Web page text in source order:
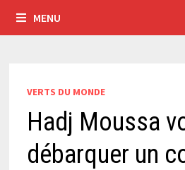
MENU
VERTS DU MONDE
Hadj Moussa
débarquer un